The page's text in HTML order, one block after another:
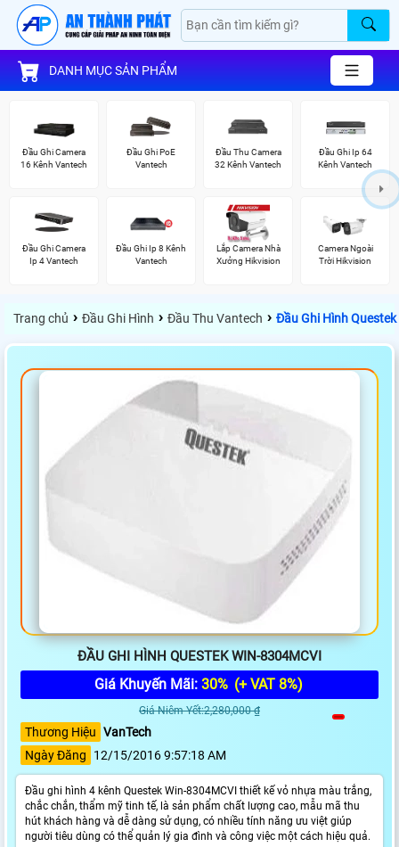
DANH MỤC SẢN PHẨM
Đầu Ghi Camera
16 Kênh Vantech
Đầu Ghi PoE
Vantech
Đầu Thu Camera
32 Kênh Vantech
Đầu Ghi Ip 64
Kênh Vantech
Đầu Ghi Camera
Ip 4 Vantech
Đầu Ghi Ip 8 Kênh
Vantech
Lắp Camera Nhà
Xưởng Hikvision
Camera Ngoài
Trời Hikvision
Trang chủ › Đầu Ghi Hình › Đầu Thu Vantech › Đầu Ghi Hình
ĐẦU GHI HÌNH QUESTEK WIN-8304MCVI
Giá Khuyến Mãi: 30% (+ VAT 8%)
Giá Niêm Yết:2,280,000 ₫
Thương Hiệu VanTech
Ngày Đăng
12/15/2016 9:57:18 AM
Đầu ghi hình 4 kênh Questek Win-8304MCVI thiết kế vỏ nhựa màu trắng,
chắc chắn, thẩm mỹ tinh tế, là sản phẩm chất lượng cao, mẫu mã thu
hút khách hàng và dễ dàng sử dụng, có nhiều tính năng ưu việt giúp
người tiêu dùng có thể quản lý gia đình và công việc một cách hiệu quả.